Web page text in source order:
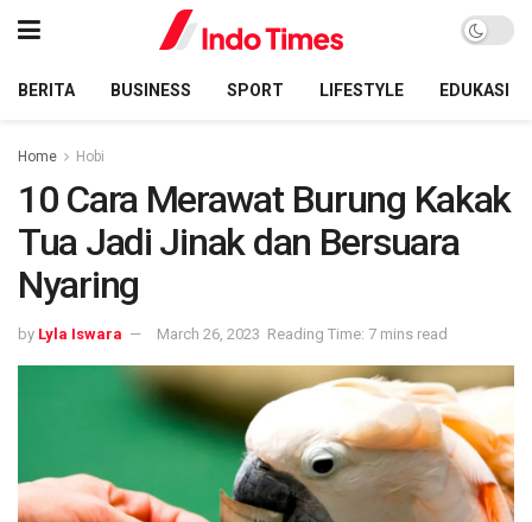
BERITA BUSINESS SPORT LIFESTYLE EDUKASI
Home Hobi
10 Cara Merawat Burung Kakak
Tua Jadi Jinak dan Bersuara
Nyaring
by Lyla Iswara March 26, 2023 Reading Time: 7 mins read